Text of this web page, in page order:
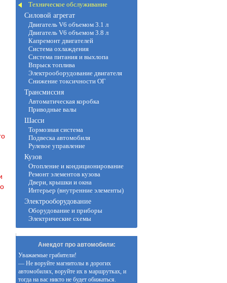
Техническое обслуживание
Силовой агрегат
Двигатель V6 объемом 3.1 л
Двигатель V6 объемом 3.8 л
Капремонт двигателей
Система охлаждения
Система питания и выхлопа
Впрыск топлива
Электрооборудование двигателя
Снижение токсичности ОГ
Трансмиссия
Автоматическая коробка
Приводные валы
Шасси
Тормозная система
Подвеска автомобиля
Рулевое управление
Кузов
Отопление и кондиционирование
Ремонт элементов кузова
Двери, крышки и окна
Интерьер (внутренние элементы)
Электрооборудование
Оборудование и приборы
Электрические схемы
Анекдот про автомобили:
Уважаемые грабители!
— Не воруйте магнитолы в дорогих
автомобилях, воруйте их в маршрутках, и
тогда на вас никто не будет обижаться.